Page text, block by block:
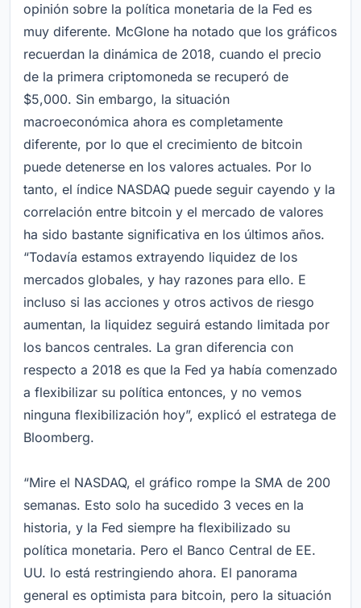
opinión sobre la política monetaria de la Fed es
muy diferente. McGlone ha notado que los gráficos
recuerdan la dinámica de 2018, cuando el precio
de la primera criptomoneda se recuperó de
$5,000. Sin embargo, la situación
macroeconómica ahora es completamente
diferente, por lo que el crecimiento de bitcoin
puede detenerse en los valores actuales. Por lo
tanto, el índice NASDAQ puede seguir cayendo y la
correlación entre bitcoin y el mercado de valores
ha sido bastante significativa en los últimos años.
“Todavía estamos extrayendo liquidez de los
mercados globales, y hay razones para ello. E
incluso si las acciones y otros activos de riesgo
aumentan, la liquidez seguirá estando limitada por
los bancos centrales. La gran diferencia con
respecto a 2018 es que la Fed ya había comenzado
a flexibilizar su política entonces, y no vemos
ninguna flexibilización hoy”, explicó el estratega de
Bloomberg.
“Mire el NASDAQ, el gráfico rompe la SMA de 200
semanas. Esto solo ha sucedido 3 veces en la
historia, y la Fed siempre ha flexibilizado su
política monetaria. Pero el Banco Central de EE.
UU. lo está restringiendo ahora. El panorama
general es optimista para bitcoin, pero la situación